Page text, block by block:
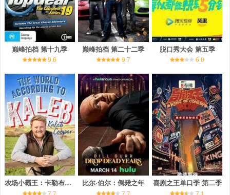
巅峰拍档 第十九季
9.6
巅峰拍档 第二十二季
9.7
脱口秀大会 第五季
6.0
农场小霸王：卡勒布的巡演告白
7.7
比尔·伯尔：倒毙之年
7.7
喜剧之王单口季 第二季
7.1